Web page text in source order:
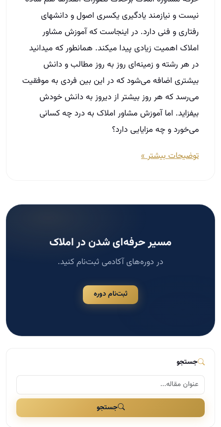
نیست و نیازمند یادگیری یکسری اصول و دانشهای
رفتاری و فنی دارد. در اینجاست که آموزش مشاور
املاک اهمیت زیادی پیدا میکند. همانطور که میدانید
در هر رشته و زمینه‌ای روز به روز مطالب و دانش
بیشتری اضافه می‌شود که در این بین فردی به موفقیت
می‌رسد که هر روز بیشتر از دیروز به دانش خودش
بیفزاید. اما آموزش مشاور املاک به درد چه کسانی
می‌خورد و چه مزایایی دارد؟
توضیحات بیشتر »
مسیر حرفه‌ای شدن در املاک
در دوره‌های آکادمی ثبت‌نام کنید.
ثبت‌نام دوره
جستجو
جستجو